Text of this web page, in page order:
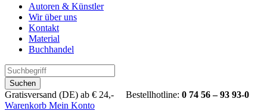
Autoren & Künstler
Wir über uns
Kontakt
Material
Buchhandel
Suchen
Gratisversand (DE) ab € 24,- Bestellhotline: 0 74 56 – 93 93-0
Warenkorb Mein Konto